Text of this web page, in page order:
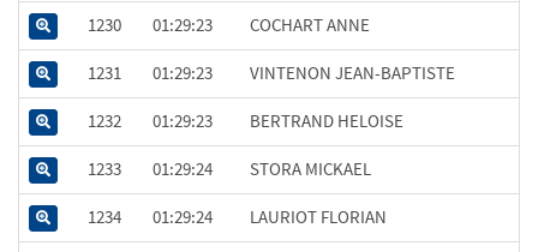
1230 01:29:23 COCHART ANNE
1231 01:29:23 VINTENON JEAN-BAPTISTE
1232 01:29:23 BERTRAND HELOISE
1233 01:29:24 STORA MICKAEL
1234 01:29:24 LAURIOT FLORIAN